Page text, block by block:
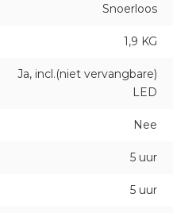
Snoerloos
1,9 KG
Ja, incl.(niet vervangbare)
LED
Nee
5 uur
5 uur